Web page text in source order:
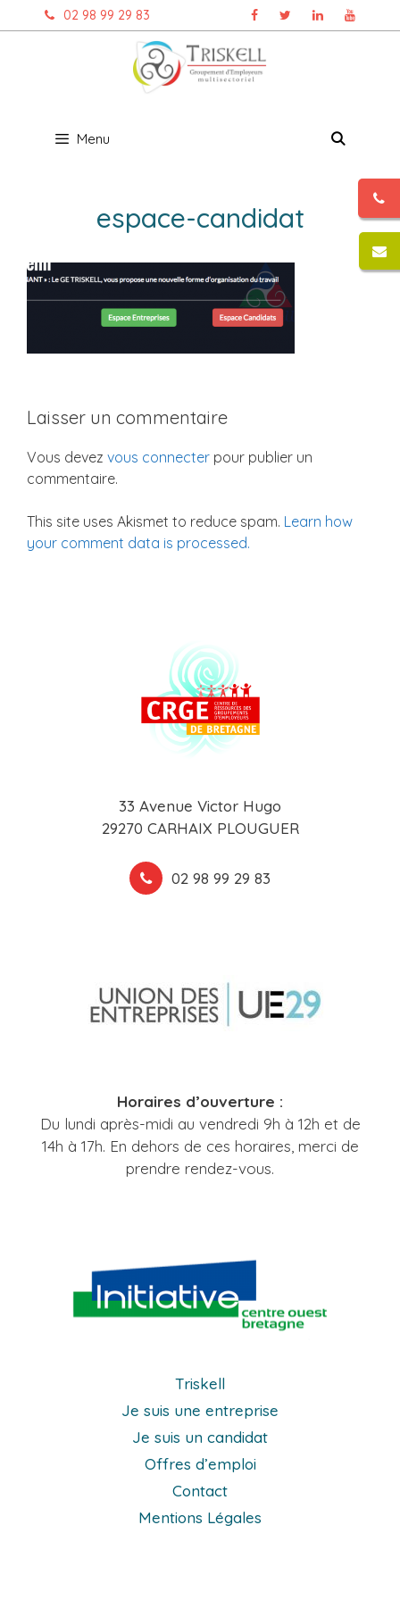
au
02 98 99 29 83
Menu
espace-candidat
Laisser un commentaire
Vous devez vous connecter pour publier un
commentaire.
This site uses Akismet to reduce spam. Learn how
your comment data is processed.
33 Avenue Victor Hugo
29270 CARHAIX PLOUGUER
02 98 99 29 83
Horaires d’ouverture :
Du lundi après-midi au vendredi 9h à 12h et de
14h à 17h. En dehors de ces horaires, merci de
prendre rendez-vous.
Triskell
Je suis une entreprise
Je suis un candidat
Offres d’emploi
Contact
Mentions Légales